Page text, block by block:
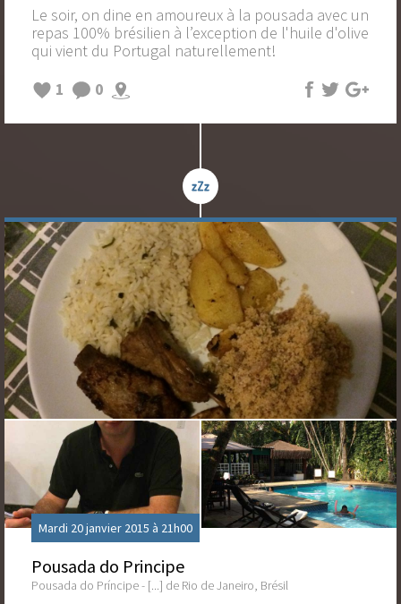
Le soir, on dine en amoureux à la pousada avec un
repas 100% brésilien à l’exception de l'huile d'olive
qui vient du Portugal naturellement!
1
0
Mardi 20 janvier 2015 à 21h00
Pousada do Principe
Pousada do Príncipe - [...] de Rio de Janeiro, Brésil